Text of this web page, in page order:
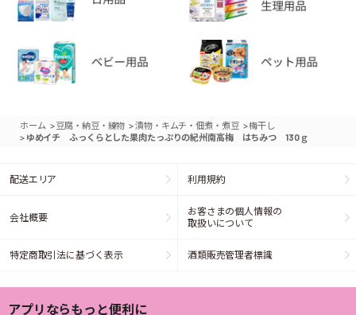
ホーム >豆腐・納豆・練物 >漬物・キムチ・佃煮・煮豆 >梅干し
> ゆめイチ ふっくらとした果肉たっぷりの紀州南高梅 はちみつ 130ｇ
配送エリア 利用規約
会社概要
お客さまの個人情報の
取扱いについて
特定商取引法に基づく表示 酒類販売管理者標識
アプリならもっと便利に